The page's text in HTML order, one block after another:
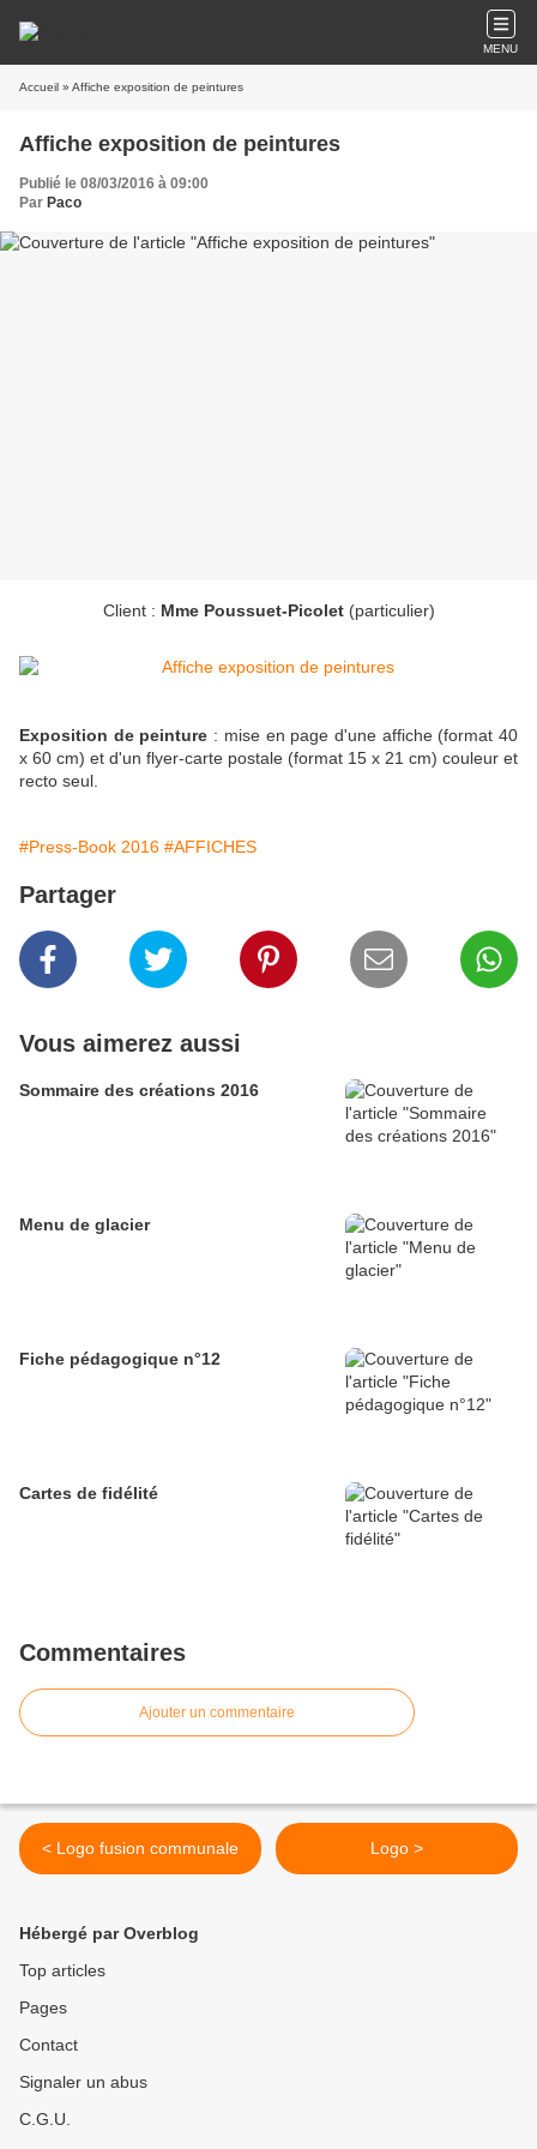
MENU
Accueil » Affiche exposition de peintures
Affiche exposition de peintures
Publié le 08/03/2016 à 09:00
Par Paco
Client : Mme Poussuet-Picolet (particulier)
Exposition de peinture : mise en page d'une affiche (format 40
x 60 cm) et d'un flyer-carte postale (format 15 x 21 cm) couleur et
recto seul.
#Press-Book 2016 #AFFICHES
Partager
Vous aimerez aussi
Sommaire des créations 2016
Menu de glacier
Fiche pédagogique n°12
Cartes de fidélité
Commentaires
Ajouter un commentaire
< Logo fusion communale Logo >
Hébergé par Overblog
Top articles
Pages
Contact
Signaler un abus
C.G.U.